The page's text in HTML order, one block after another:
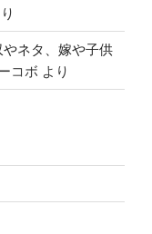
ネタ、嫁や子供
コボ より